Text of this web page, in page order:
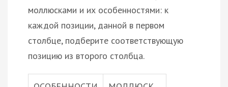
моллюсками и их особенностями: к
каждой позиции, данной в первом
столбце, подберите соответствующую
позицию из второго столбца.